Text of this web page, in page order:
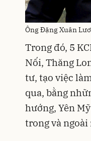
Ông Đặng Xuân
Trong đó, 5
Nối, Thăng
tư, tạo việc
qua, bằng
hướng, Yên
trong và ngoài